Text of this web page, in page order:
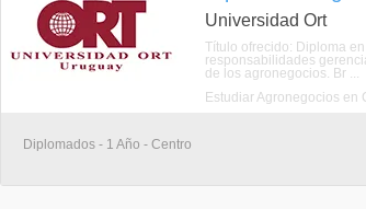
Universidad Ort
Título ofrecido: Diploma
responsabilidades
de los agronegocios. Br ...
Estudiar Agronegocios en
Diplomados - 1 Año - Centro